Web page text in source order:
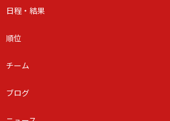
日程・結果
順位
チーム
ブログ